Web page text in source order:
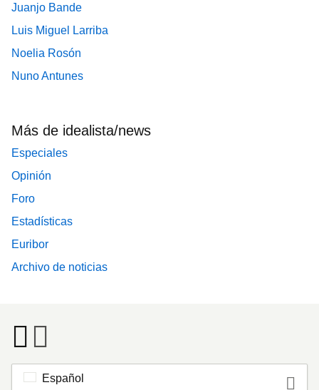
Juanjo Bande
Luis Miguel Larriba
Noelia Rosón
Nuno Antunes
Más de idealista/news
Especiales
Opinión
Foro
Estadísticas
Euribor
Archivo de noticias
Español